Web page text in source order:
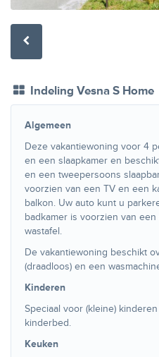
Indeling Vesna S Home
Algemeen
Deze vakantiewoning voor 4
en een slaapkamer en
en een tweepersoons
voorzien van een TV en een
balkon. Uw auto kunt u
badkamer is voorzien van
wastafel.
De vakantiewoning beschikt
(draadloos) en een
Kinderen
Speciaal voor (kleine)
kinderbed.
Keuken